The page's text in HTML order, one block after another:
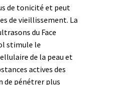
de tonicité et peut
de vieillissement. La
du Face
stimule le
de la peau et
actives des
de pénétrer plus